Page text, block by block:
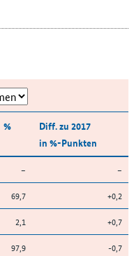
%
Diff. zu 2017
in %-Punkten
– –
69,7 +0,2
2,1 +0,7
97,9 -0,7